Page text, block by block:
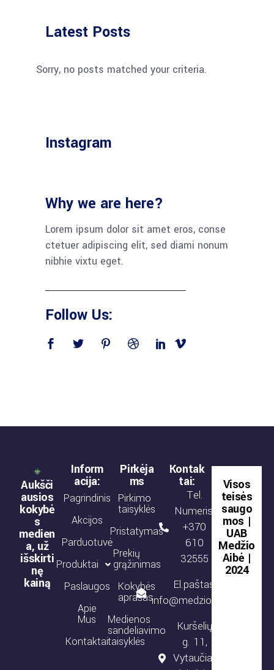
Latest Posts
Sorry, no posts matched your criteria.
Instagram
Why we are here?
Lorem ipsum dolor sit amet eros, conse
ctetuer adipiscing elit, sed diami nonum
nibhie vixtu eget.
Follow Us:
Aukšči
ausios
kokybė
s
medien
a, už
išskirti
nę
kainą
Inform
acija:
Pagrindinis
Akcijos
Parduotuvė
Produktai
Paslaugos
Apie
Mus
Kontaktai
Pirkėja
ms
Pirkimo
taisyklės
Pristatymas
Prekių
grąžinimas
Kokybės
aprašas
Medienos
sandeliavimo
taisyklės
Kontak
tai:
Tel.
Numeris:
+370
610
32555
El.paštas:
info@medzioaibe.lt
Kuršelių
g. 11,
Vytaučiai,
Visos
teisės
saugo
mos |
UAB
Medžio
Aibė |
2024